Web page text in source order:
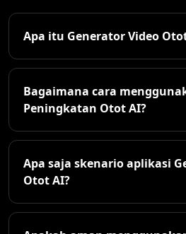
Apa itu Generator Video
Bagaimana cara
Peningkatan Otot AI?
Apa saja skenario aplikasi
Otot AI?